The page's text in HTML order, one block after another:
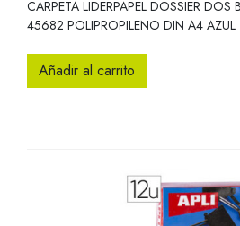
CARPETA LIDERPAPEL DOSSIER
45682 POLIPROPILENO DIN A4 AZUL
Añadir al carrito